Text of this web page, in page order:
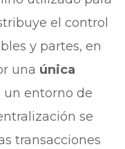
el control
y partes, en
una única
un entorno de
se
transacciones